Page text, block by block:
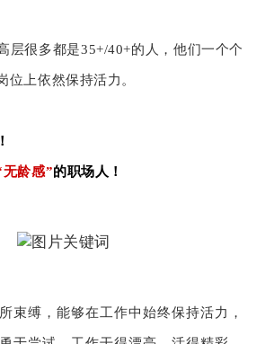
层很多都是35+/40+的人，他们一个个
位上依然保持活力。
无龄感”的职场人！
束缚，能够在工作中始终保持活力，